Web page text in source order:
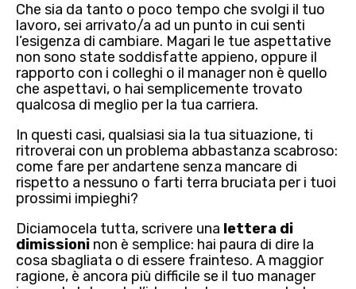
Che sia da tanto o poco tempo che svolgi il tuo
lavoro, sei arrivato/a ad un punto in cui senti
l’esigenza di cambiare. Magari le tue aspettative
non sono state soddisfatte appieno, oppure il
rapporto con i colleghi o il manager non è quello
che aspettavi, o hai semplicemente trovato
qualcosa di meglio per la tua carriera.
In questi casi, qualsiasi sia la tua situazione, ti
ritroverai con un problema abbastanza scabroso:
come fare per andartene senza mancare di
rispetto a nessuno o farti terra bruciata per i tuoi
prossimi impieghi?
Diciamocela tutta, scrivere una lettera di
dimissioni non è semplice: hai paura di dire la
cosa sbagliata o di essere frainteso. A maggior
ragione, è ancora più difficile se il tuo manager